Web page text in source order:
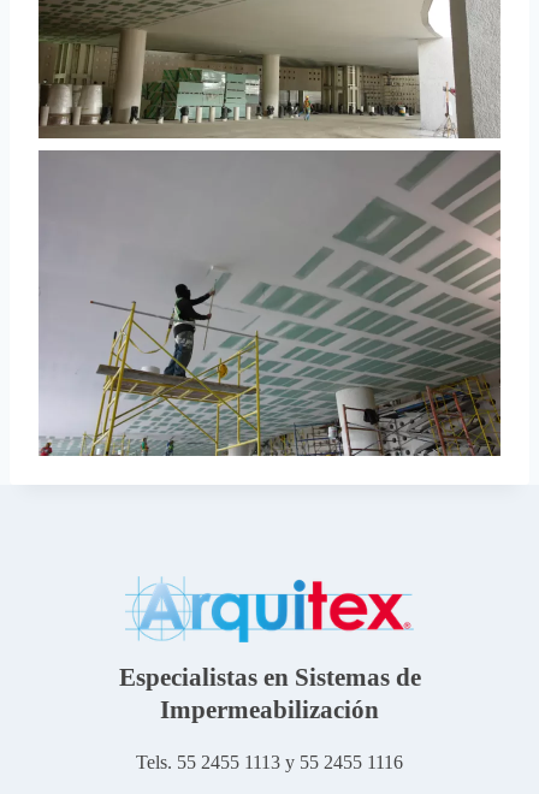
Especialistas en Sistemas de
Impermeabilización
Tels. 55 2455 1113 y 55 2455 1116